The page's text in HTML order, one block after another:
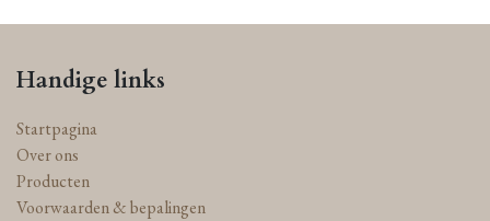
Handige links
Startpagina
Over ons
Producten
Voorwaarden & bepalingen